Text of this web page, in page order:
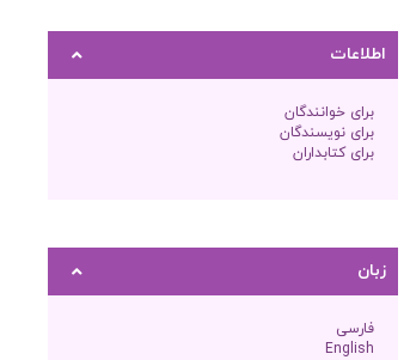
اطلاعات
برای خوانندگان
برای نویسندگان
برای کتابداران
زبان
فارسی
English